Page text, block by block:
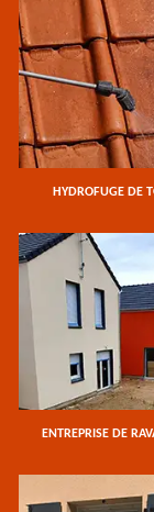
HYDROFUGE DE
ENTREPRISE DE